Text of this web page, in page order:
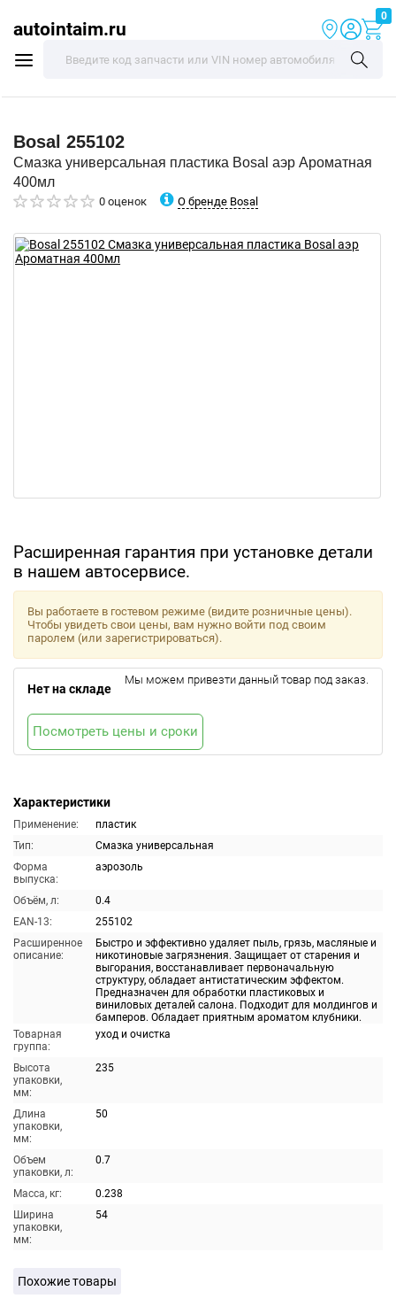
autointaim.ru
0
Bosal 255102
Смазка универсальная пластика Bosal аэр Ароматная
400мл
0 оценок О бренде Bosal
Расширенная гарантия при установке детали
в нашем автосервисе.
Характеристики
Применение:
пластик
Тип:
Смазка универсальная
Форма
выпуска:
аэрозоль
Объём, л:
0.4
EAN-13:
255102
Расширенное
описание:
Быстро и эффективно удаляет пыль, грязь, масляные и
никотиновые загрязнения. Защищает от старения и
выгорания, восстанавливает первоначальную
структуру, обладает антистатическим эффектом.
Предназначен для обработки пластиковых и
виниловых деталей салона. Подходит для молдингов и
бамперов. Обладает приятным ароматом клубники.
Товарная
группа:
уход и очистка
Высота
упаковки,
мм:
235
Длина
упаковки,
мм:
50
Объем
упаковки, л:
0.7
Масса, кг:
0.238
Ширина
упаковки,
мм:
54
Вы работаете в гостевом режиме (видите розничные цены).
Чтобы увидеть свои цены, вам нужно войти под своим
паролем (или зарегистрироваться).
Нет на складе
Мы можем привезти данный товар под заказ.
Посмотреть цены и сроки
Похожие товары